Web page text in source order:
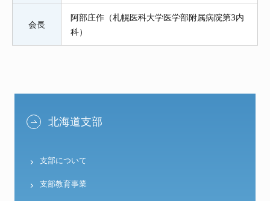
会長
阿部庄作（札幌医科大学医学部附属病院第3内
科）
北海道支部
支部について
支部教育事業